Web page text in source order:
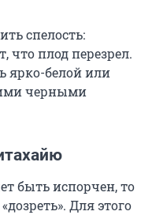
спелость:
что плод перезрел.
ярко-белой или
черными
быть испорчен, то
Для этого